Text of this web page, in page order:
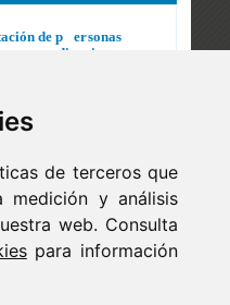
de terceros que
medición y análisis
web. Consulta
para información